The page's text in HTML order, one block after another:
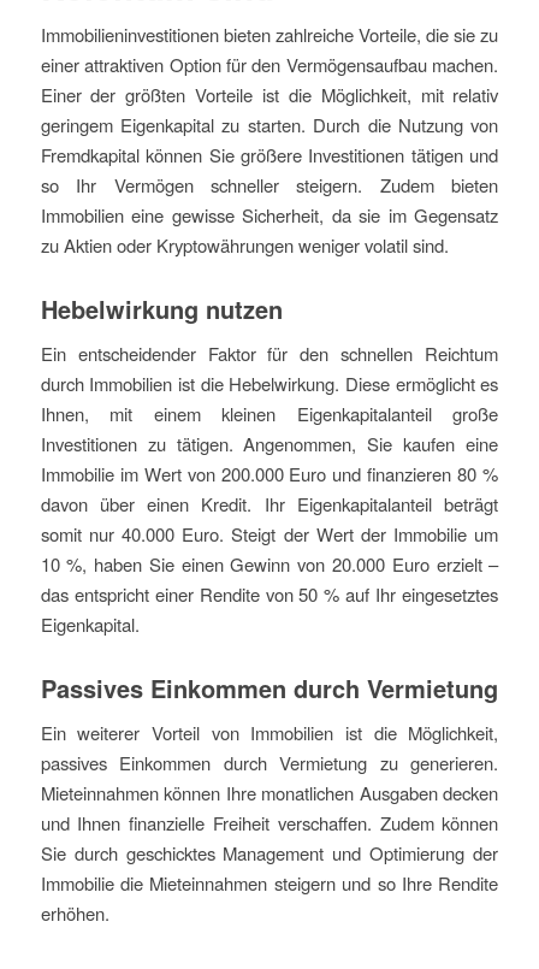
Immobilieninvestitionen bieten zahlreiche Vorteile, die sie zu
einer attraktiven Option für den Vermögensaufbau machen.
Einer der größten Vorteile ist die Möglichkeit, mit relativ
geringem Eigenkapital zu starten. Durch die Nutzung von
Fremdkapital können Sie größere Investitionen tätigen und
so Ihr Vermögen schneller steigern. Zudem bieten
Immobilien eine gewisse Sicherheit, da sie im Gegensatz
zu Aktien oder Kryptowährungen weniger volatil sind.
Hebelwirkung nutzen
Ein entscheidender Faktor für den schnellen Reichtum
durch Immobilien ist die Hebelwirkung. Diese ermöglicht es
Ihnen, mit einem kleinen Eigenkapitalanteil große
Investitionen zu tätigen. Angenommen, Sie kaufen eine
Immobilie im Wert von 200.000 Euro und finanzieren 80 %
davon über einen Kredit. Ihr Eigenkapitalanteil beträgt
somit nur 40.000 Euro. Steigt der Wert der Immobilie um
10 %, haben Sie einen Gewinn von 20.000 Euro erzielt –
das entspricht einer Rendite von 50 % auf Ihr eingesetztes
Eigenkapital.
Passives Einkommen durch Vermietung
Ein weiterer Vorteil von Immobilien ist die Möglichkeit,
passives Einkommen durch Vermietung zu generieren.
Mieteinnahmen können Ihre monatlichen Ausgaben decken
und Ihnen finanzielle Freiheit verschaffen. Zudem können
Sie durch geschicktes Management und Optimierung der
Immobilie die Mieteinnahmen steigern und so Ihre Rendite
erhöhen.